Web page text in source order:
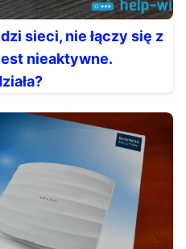
sieci, nie łączy się z
nieaktywne.